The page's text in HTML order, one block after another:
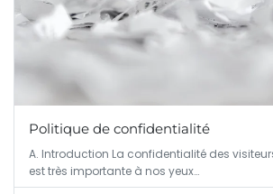
Politique de confidentialité
A. Introduction La confidentialité des
est très importante à nos yeux…